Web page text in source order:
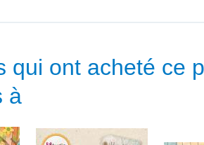
qui ont acheté ce
à